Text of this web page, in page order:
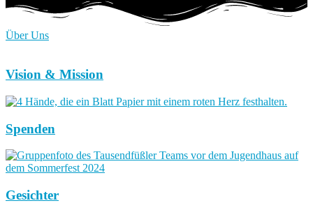
Über Uns
Vision & Mission
Spenden
Gesichter